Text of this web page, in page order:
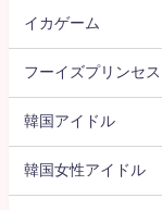
イカゲーム
フーイズプリンセス
韓国アイドル
韓国女性アイドル